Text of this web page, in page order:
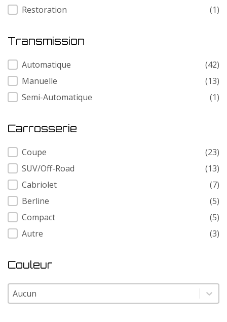
Restoration
(1)
Transmission
Transmission
Automatique
(42)
Manuelle
(13)
Semi-Automatique
(1)
Carrosserie
Carrosserie
Coupe
(23)
SUV/Off-Road
(13)
Cabriolet
(7)
Berline
(5)
Compact
(5)
Autre
(3)
Couleur
Couleur
Couleur